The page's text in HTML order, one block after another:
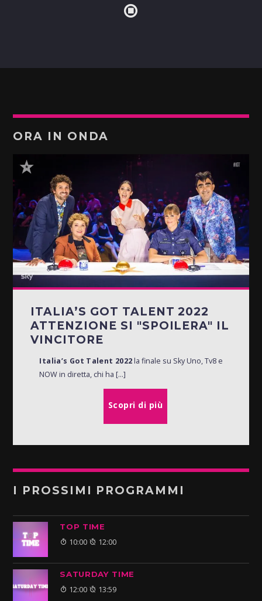
ORA IN ONDA
ITALIA’S GOT TALENT 2022
ATTENZIONE SI "SPOILERA" IL
VINCITORE
Italia’s Got Talent 2022 la finale su Sky Uno, Tv8 e
NOW in diretta, chi ha [...]
Scopri di più
I PROSSIMI PROGRAMMI
TOP TIME
10:00 12:00
SATURDAY TIME
12:00 13:59